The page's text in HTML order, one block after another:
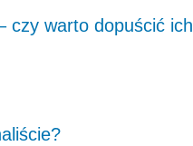
czy warto dopuścić